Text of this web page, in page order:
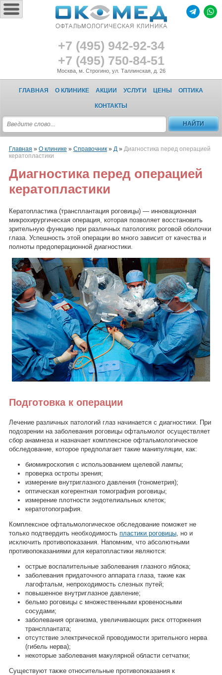
+7 (495) 942-92-34
+7 (495) 750-84-51
Москва, м. Строгино, ул. Таллинская, д. 26
ГЛАВНАЯ О КЛИНИКЕ АКЦИИ УСЛУГИ ЦЕНЫ ОПТИКА
КОНТАКТЫ
Главная » О клинике » Справочник» Д» Диагностика перед операцией
кератопластики
Диагностика перед операцией
кератопластики
Кератопластика (трансплантация роговицы) — инновационная
микрохирургическая операция, которая позволяет восстановить
зрительную функцию при различных патологиях роговой оболочки
глаза. Успешность этой операции во много зависит от качества и
полноты предоперационной диагностики.
Подготовка к операции
Лечение различных патологий глаз начинается с диагностики. При
подозрении на заболевания роговицы офтальмолог осуществляет
сбор анамнеза и назначает комплексное офтальмологическое
обследование, которое предполагает такие манипуляции, как:
биомикроскопия с использованием щелевой лампы;
проверка остроты зрения;
измерение внутриглазного давления (тонометрия);
оптическая когерентная томография роговицы;
измерение плотности эндотелиальных клеток;
кератотопография.
Комплексное офтальмологическое обследование поможет не
только подтвердить необходимость пластики роговицы, но и
исключить противопоказания. Напомним, что абсолютными
противопоказаниями для кератопластики являются:
острые воспалительные заболевания глазного яблока;
заболевания придаточного аппарата глаза, такие как
лагофтальм, непроходимость слезных путей;
повышенное внутриглазное давление;
бельмо роговицы с множественными кровеносными
сосудами;
заболевания организма, увеличивающих риск отторжения
трансплантата;
отсутствие электрической проводимости зрительного нерва
(гибель нерва);
некоторые заболевания макулярной области сетчатки;
Существуют также относительные противопоказания к